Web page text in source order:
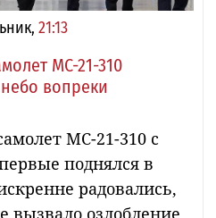
21:13
МС-21-310
вопреки
МС-21-310 с
поднялся в
радовались,
вызвало озлобление